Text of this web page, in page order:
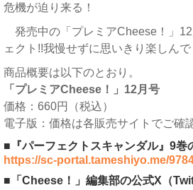
危機が迫り来る！
発売中の「プレミアCheese！」
ェクト!!我慢せずに思いきり楽しんで
商品概要は以下のとおり。
「プレミアCheese！」12月号
価格：660円（税込）
電子版：価格は各販売サイトでご確
■『パーフェクトスキャンダル』9巻
https://sc-portal.tameshiyo.me/
■「Cheese！」編集部の公式X（